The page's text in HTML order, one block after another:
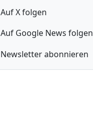
Auf X folgen
Auf Google News folgen
Newsletter abonnieren